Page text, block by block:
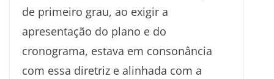
de primeiro grau, ao exigir a
apresentação do plano e do
cronograma, estava em consonância
com essa diretriz e alinhada com a